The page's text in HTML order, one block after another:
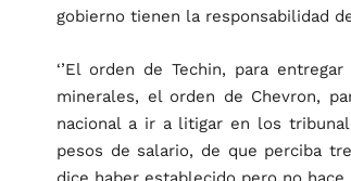
gobierno tienen la responsabilidad
‘’El orden de Techin, para
minerales, el orden de Chevron,
nacional a ir a litigar en los
pesos de salario, de que perciba